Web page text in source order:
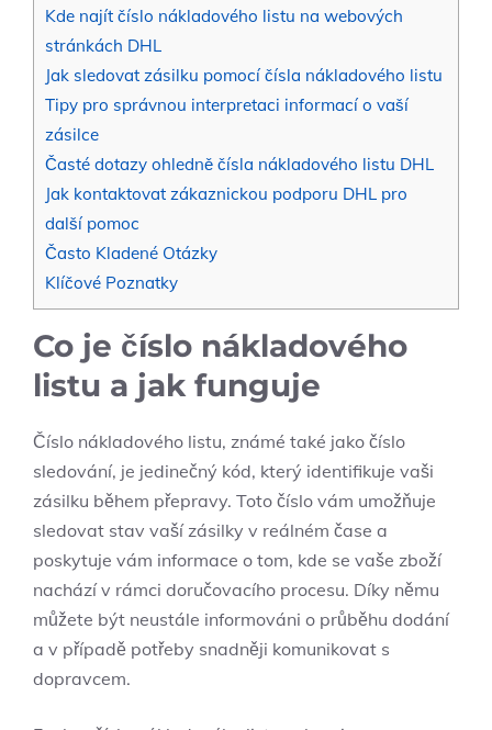
Kde najít číslo nákladového listu na webových
stránkách DHL
Jak sledovat zásilku pomocí čísla nákladového listu
Tipy pro správnou interpretaci informací o vaší
zásilce
Časté dotazy ohledně čísla nákladového listu DHL
Jak kontaktovat zákaznickou podporu DHL pro
další pomoc
Často Kladené Otázky
Klíčové Poznatky
Co je číslo nákladového
listu a jak funguje
Číslo nákladového listu, známé také jako číslo
sledování, je jedinečný kód, který identifikuje vaši
zásilku během přepravy. Toto číslo vám umožňuje
sledovat stav vaší zásilky v reálném čase a
poskytuje vám informace o tom, kde se vaše zboží
nachází v rámci doručovacího procesu. Díky němu
můžete být neustále informováni o průběhu dodání
a v případě potřeby snadněji komunikovat s
dopravcem.